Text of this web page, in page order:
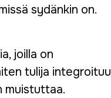
sydänkin on.
joilla on
tulija integroituu
muistuttaa.